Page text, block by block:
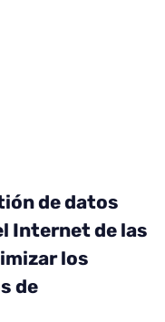
de datos
Internet de las
los
de